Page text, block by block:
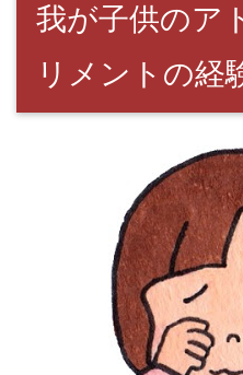
我が子供のア
リメントの経